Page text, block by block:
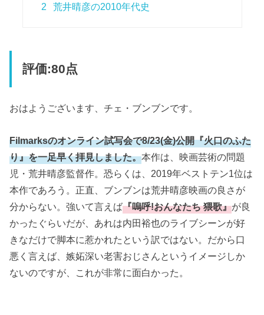
2 荒井晴彦の2010年代史
評価:80点
おはようございます、チェ・ブンブンです。
Filmarksのオンライン試写会で8/23(金)公開『火口のふた
り』を一足早く拝見しました。本作は、映画芸術の問題
児・荒井晴彦監督作。恐らくは、2019年ベストテン1位は
本作であろう。正直、ブンブンは荒井晴彦映画の良さが
分からない。強いて言えば『嗚呼!おんなたち 猥歌』が良
かったぐらいだが、あれは内田裕也のライブシーンが好
きなだけで脚本に惹かれたという訳ではない。だから口
悪く言えば、嫉妬深い老害おじさんというイメージしか
ないのですが、これが非常に面白かった。